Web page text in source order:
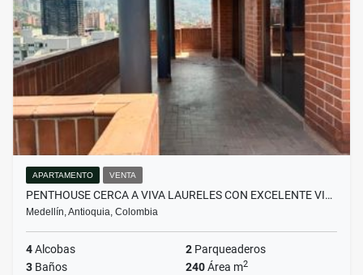
APARTAMENTO VENTA
PENTHOUSE CERCA A VIVA LAURELES CON EXCELENTE VI…
Medellín, Antioquia, Colombia
4Alcobas 2 Parqueaderos
3 Baños 240Área m2